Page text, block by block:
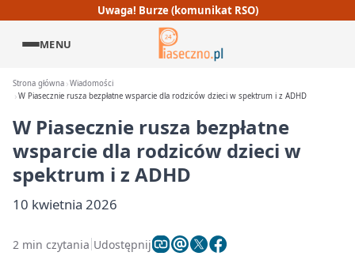
Uwaga! Burze (komunikat RSO)
MENU
Strona główna Wiadomości
W Piasecznie rusza bezpłatne wsparcie dla rodziców dzieci w spektrum i z ADHD
W Piasecznie rusza bezpłatne
wsparcie dla rodziców dzieci w
spektrum i z ADHD
10 kwietnia 2026
2 min czytania Udostępnij